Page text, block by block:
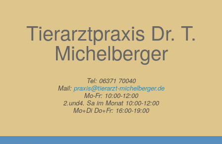
Tierarztpraxis Dr. T.
Michelberger
Tel: 06371 70040
Mail: praxis@tierarzt-michelberger.de
Mo-Fr: 10:00-12:00
2.und4. Sa im Monat 10:00-12:00
Mo+Di Do+Fr: 16:00-19:00